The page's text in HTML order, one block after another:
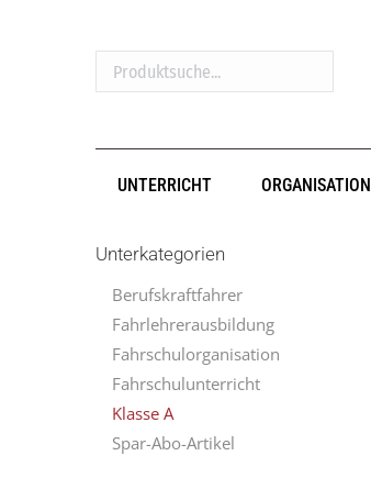
Produktsuche...
UNTERRICHT ORGANISATION
Unterkategorien
Berufskraftfahrer
Fahrlehrerausbildung
Fahrschulorganisation
Fahrschulunterricht
Klasse A
Spar-Abo-Artikel